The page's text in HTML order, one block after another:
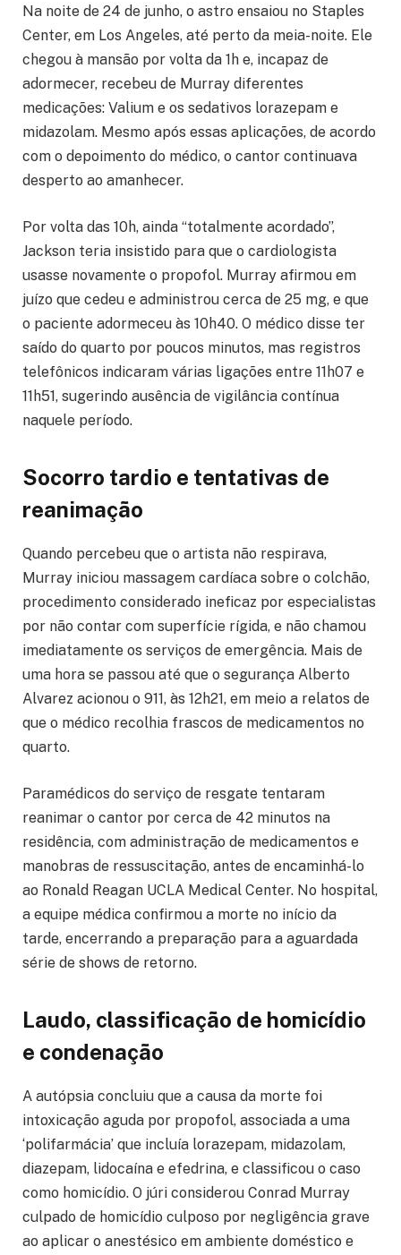
Na noite de 24 de junho, o astro ensaiou no Staples
Center, em Los Angeles, até perto da meia-noite. Ele
chegou à mansão por volta da 1h e, incapaz de
adormecer, recebeu de Murray diferentes
medicações: Valium e os sedativos lorazepam e
midazolam. Mesmo após essas aplicações, de acordo
com o depoimento do médico, o cantor continuava
desperto ao amanhecer.
Por volta das 10h, ainda “totalmente acordado”,
Jackson teria insistido para que o cardiologista
usasse novamente o propofol. Murray afirmou em
juízo que cedeu e administrou cerca de 25 mg, e que
o paciente adormeceu às 10h40. O médico disse ter
saído do quarto por poucos minutos, mas registros
telefônicos indicaram várias ligações entre 11h07 e
11h51, sugerindo ausência de vigilância contínua
naquele período.
Socorro tardio e tentativas de
reanimação
Quando percebeu que o artista não respirava,
Murray iniciou massagem cardíaca sobre o colchão,
procedimento considerado ineficaz por especialistas
por não contar com superfície rígida, e não chamou
imediatamente os serviços de emergência. Mais de
uma hora se passou até que o segurança Alberto
Alvarez acionou o 911, às 12h21, em meio a relatos de
que o médico recolhia frascos de medicamentos no
quarto.
Paramédicos do serviço de resgate tentaram
reanimar o cantor por cerca de 42 minutos na
residência, com administração de medicamentos e
manobras de ressuscitação, antes de encaminhá-lo
ao Ronald Reagan UCLA Medical Center. No hospital,
a equipe médica confirmou a morte no início da
tarde, encerrando a preparação para a aguardada
série de shows de retorno.
Laudo, classificação de homicídio
e condenação
A autópsia concluiu que a causa da morte foi
intoxicação aguda por propofol, associada a uma
‘polifarmácia’ que incluía lorazepam, midazolam,
diazepam, lidocaína e efedrina, e classificou o caso
como homicídio. O júri considerou Conrad Murray
culpado de homicídio culposo por negligência grave
ao aplicar o anestésico em ambiente doméstico e